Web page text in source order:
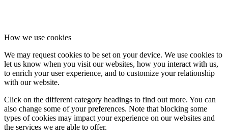
How we use cookies
We may request cookies to be set on your device. We use cookies to
let us know when you visit our websites, how you interact with us,
to enrich your user experience, and to customize your relationship
with our website.
Click on the different category headings to find out more. You can
also change some of your preferences. Note that blocking some
types of cookies may impact your experience on our websites and
the services we are able to offer.